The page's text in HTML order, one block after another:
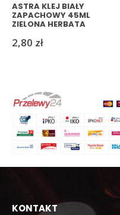
ASTRA KLEJ BIAŁY
ZAPACHOWY 45ML
ZIELONA HERBATA
2,80 zł
KONTAKT